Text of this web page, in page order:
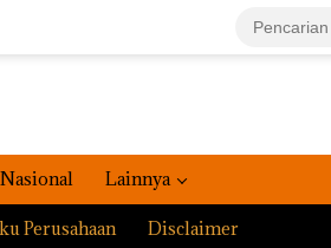
Nasional Lainnya
Perusahaan Disclaimer